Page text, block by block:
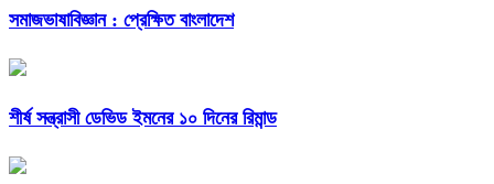
সমাজভাষাবিজ্ঞান : প্রেক্ষিত বাংলাদেশ
শীর্ষ সন্ত্রাসী ডেভিড ইমনের ১০ দিনের রিমান্ড